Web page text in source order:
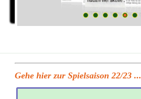
Gehe hier zur Spielsaison 22/23 ...